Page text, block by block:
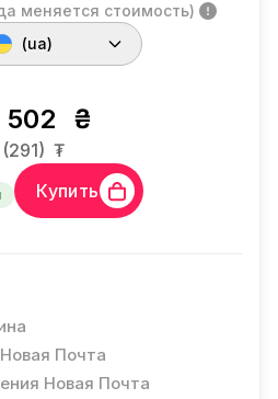
меняется стоимость)
(ua)
502 ₴
(291) ₮
Купить
Почта
Новая Почта